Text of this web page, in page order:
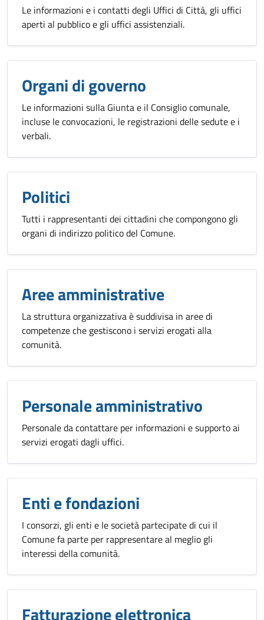
Le informazioni e i contatti degli Uffici di Città, gli uffici
aperti al pubblico e gli uffici assistenziali.
Organi di governo
Le informazioni sulla Giunta e il Consiglio comunale,
incluse le convocazioni, le registrazioni delle sedute e i
verbali.
Politici
Tutti i rappresentanti dei cittadini che compongono gli
organi di indirizzo politico del Comune.
Aree amministrative
La struttura organizzativa è suddivisa in aree di
competenze che gestiscono i servizi erogati alla
comunità.
Personale amministrativo
Personale da contattare per informazioni e supporto ai
servizi erogati dagli uffici.
Enti e fondazioni
I consorzi, gli enti e le società partecipate di cui il
Comune fa parte per rappresentare al meglio gli
interessi della comunità.
Fatturazione elettronica